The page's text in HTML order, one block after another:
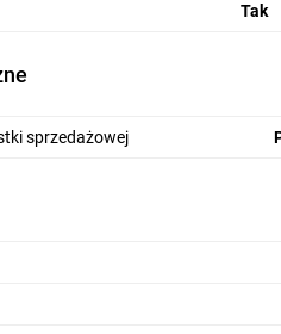
Tak
sprzedażowej